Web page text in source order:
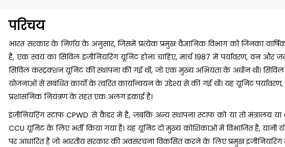
परिचय
भारत सरकार के निर्णय के अनुसार, जिसमें प्रत्येक प्रमुख वैज्ञानिक विभाग को जिनका
है, एक स्वयं का सिविल इंजीनियरिंग यूनिट होना चाहिए, मार्च 1987 में पर्यावरण, वन
सिविल कंस्ट्रक्शन यूनिट की स्थापना की गई थी, जो एक मुख्य अभियंता के अधीन थी।
योजनाओं से संबंधित कार्यों के त्वरित कार्यान्वयन के उद्देश्य से की गई थी। यह यूनिट
प्रशासनिक नियंत्रण के तहत एक अलग इकाई है।
इंजीनियरिंग स्टाफ CPWD से कैडर में है, जबकि अन्य स्थापना स्टाफ को या तो मंत्रालय या
CCU यूनिट के लिए भर्ती किया गया है। यह यूनिट दो मुख्य कोशिकाओं में विभाजित है, यानी
पर आधारित है जो भारतीय सरकार की अवसंरचना विकसित करने के लिए प्रमुख